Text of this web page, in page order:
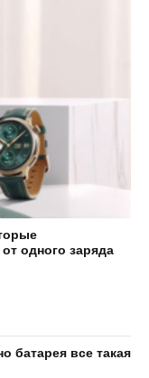
одного заряда
батарея все такая